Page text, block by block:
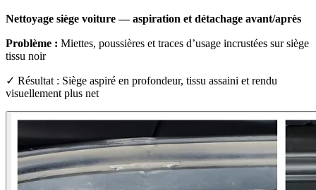
Nettoyage siège voiture — aspiration et détachage avant/après
Problème : Miettes, poussières et traces d’usage incrustées sur siège
tissu noir
✓ Résultat : Siège aspiré en profondeur, tissu assaini et rendu
visuellement plus net